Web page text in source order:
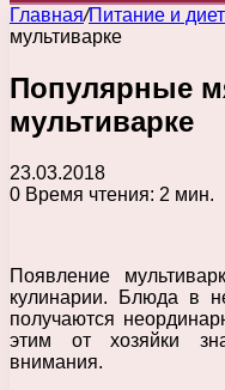
Главная/Питание и
мультиварке
Популярные
мультиварке
23.03.2018
0 Время чтения: 2 мин.
Появление
кулинарии. Блюда в
получаются
этим от хозяйки
внимания.